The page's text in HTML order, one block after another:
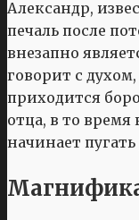
Александр,
печаль после
внезапно
говорит с
приходится
отца, в то время
начинает